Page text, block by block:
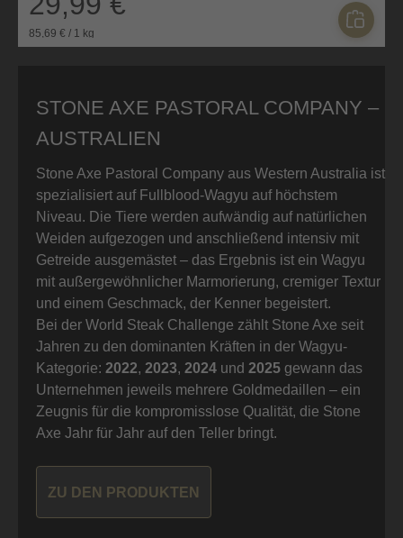
85,69 € / 1 kg
STONE AXE PASTORAL COMPANY –
AUSTRALIEN
Stone Axe Pastoral Company aus Western Australia ist
spezialisiert auf Fullblood-Wagyu auf höchstem
Niveau. Die Tiere werden aufwändig auf natürlichen
Weiden aufgezogen und anschließend intensiv mit
Getreide ausgemästet – das Ergebnis ist ein Wagyu
mit außergewöhnlicher Marmorierung, cremiger Textur
und einem Geschmack, der Kenner begeistert.
Bei der World Steak Challenge zählt Stone Axe seit
Jahren zu den dominanten Kräften in der Wagyu-
Kategorie: 2022, 2023, 2024 und 2025 gewann das
Unternehmen jeweils mehrere Goldmedaillen – ein
Zeugnis für die kompromisslose Qualität, die Stone
Axe Jahr für Jahr auf den Teller bringt.
ZU DEN PRODUKTEN